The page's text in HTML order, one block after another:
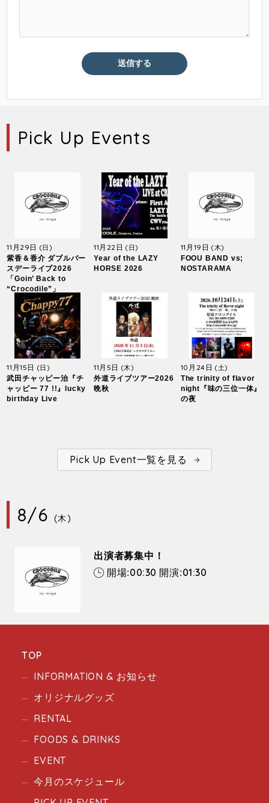
Pick Up Events
11月29日 (日)
紫香＆香介 ダブルバー
スデーライブ2026
「Goin’ Back to
“Crocodile”」
11月22日(日)
Year of the LAZY
HORSE 2026
11月19日 (木)
FOOU BAND vs;
NOSTARAMA
11月15日 (日)
武田チャッピー治『チ
ャッピー 77 !!』lucky
birthday Live
11月5日 (木)
外道ライブツアー2026
晩秋
10月24日 (土)
The trinity of flavor
night『味の三位一体』
の夜
Pick Up Event一覧を見る
8/6 (木)
出演者募集中！
開場:00:30 開演:01:30
TOP
INFORMATION & お知らせ
オリジナルグッズ
RENTAL
FOODS & DRINKS
EVENT
今月のスケジュール